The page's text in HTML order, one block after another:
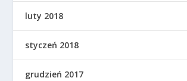
luty 2018
styczeń 2018
grudzień 2017